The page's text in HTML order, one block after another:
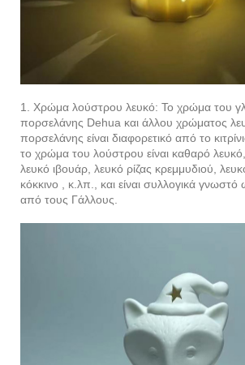
1. Χρώμα λούστρου λευκό: Το χρώμα του
πορσελάνης Dehua και άλλου χρώματος
πορσελάνης είναι διαφορετικό από το
το χρώμα του λούστρου είναι καθαρό
λευκό ιβουάρ, λευκό ρίζας κρεμμυδιού,
κόκκινο , κ.λπ., και είναι συλλογικά γνωστό
από τους Γάλλους.